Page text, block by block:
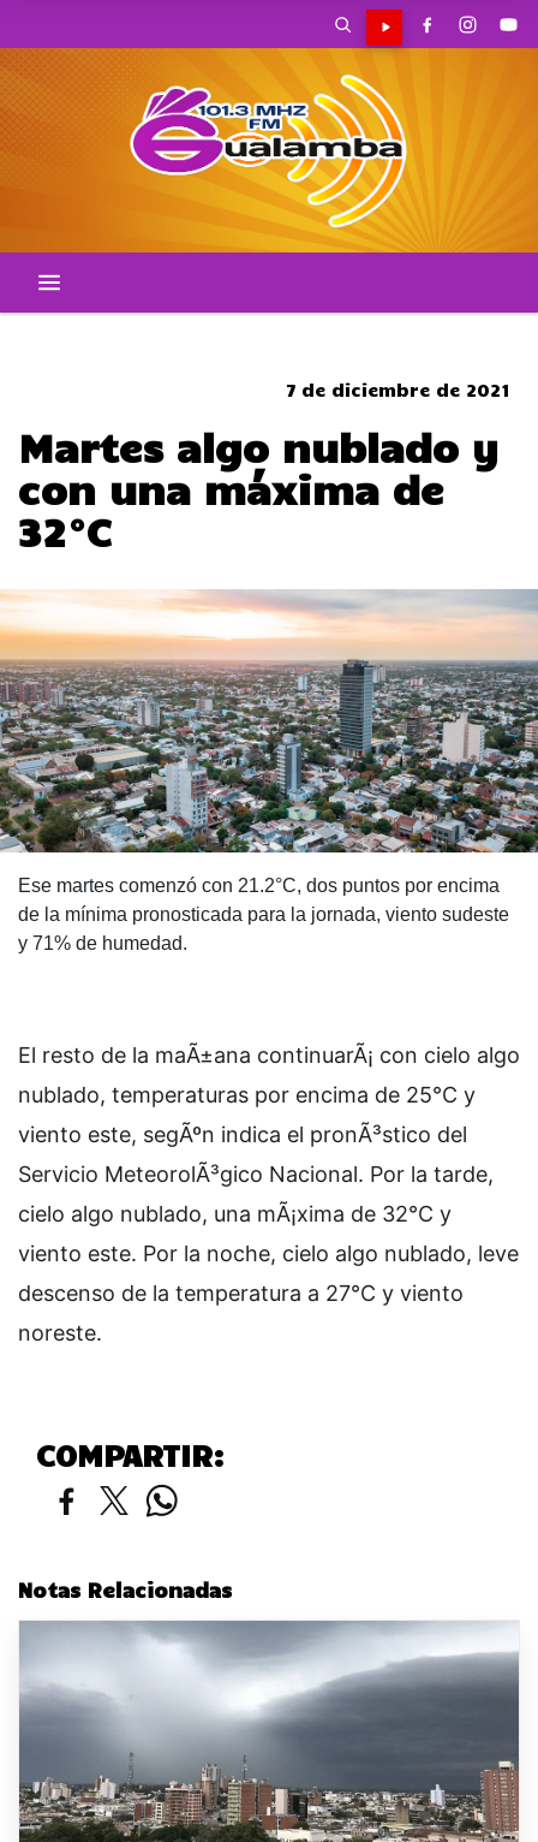
7 de diciembre de 2021
Martes algo nublado y
con una máxima de
32°C
Ese martes comenzó con 21.2°C, dos puntos por encima
de la mínima pronosticada para la jornada, viento sudeste
y 71% de humedad.
El resto de la maÃ±ana continuarÃ¡ con cielo algo
nublado, temperaturas por encima de 25°C y
viento este, segÃºn indica el pronÃ³stico del
Servicio MeteorolÃ³gico Nacional. Por la tarde,
cielo algo nublado, una mÃ¡xima de 32°C y
viento este. Por la noche, cielo algo nublado, leve
descenso de la temperatura a 27°C y viento
noreste.
COMPARTIR:
Notas Relacionadas